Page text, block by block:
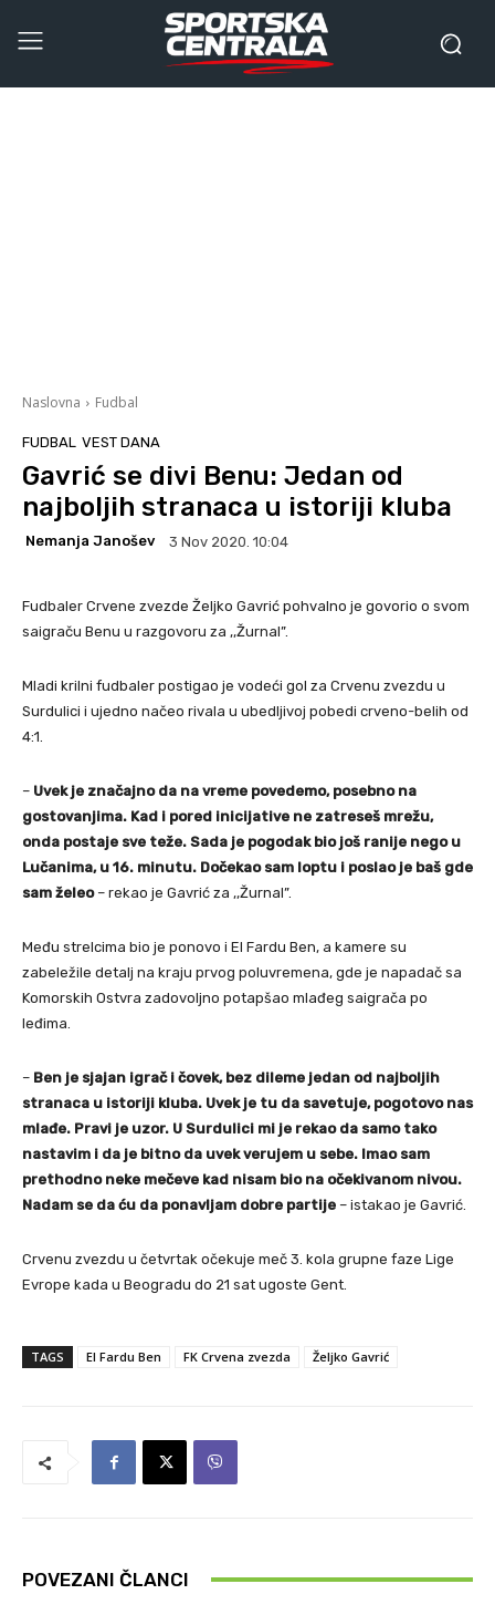
Naslovna Fudbal
FUDBAL VEST DANA
Gavrić se divi Benu: Jedan od
najboljih stranaca u istoriji kluba
Nemanja Janošev 3 Nov 2020. 10:04
Fudbaler Crvene zvezde Željko Gavrić pohvalno je govorio o svom
saigraču Benu u razgovoru za ,,Žurnal”.
Mladi krilni fudbaler postigao je vodeći gol za Crvenu zvezdu u
Surdulici i ujedno načeo rivala u ubedljivoj pobedi crveno-belih od
4:1.
– Uvek je značajno da na vreme povedemo, posebno na
gostovanjima. Kad i pored inicijative ne zatreseš mrežu,
onda postaje sve teže. Sada je pogodak bio još ranije nego u
Lučanima, u 16. minutu. Dočekao sam loptu i poslao je baš gde
sam želeo– rekao je Gavrić za ,,Žurnal”.
Među strelcima bio je ponovo i El Fardu Ben, a kamere su
zabeležile detalj na kraju prvog poluvremena, gde je napadač sa
Komorskih Ostvra zadovoljno potapšao mlađeg saigrača po
leđima.
– Ben je sjajan igrač i čovek, bez dileme jedan od najboljih
stranaca u istoriji kluba. Uvek je tu da savetuje, pogotovo nas
mlađe. Pravi je uzor. U Surdulici mi je rekao da samo tako
nastavim i da je bitno da uvek verujem u sebe. Imao sam
prethodno neke mečeve kad nisam bio na očekivanom nivou.
Nadam se da ću da ponavljam dobre partije – istakao je Gavrić.
Crvenu zvezdu u četvrtak očekuje meč 3. kola grupne faze Lige
Evrope kada u Beogradu do 21 sat ugoste Gent.
TAGS El Fardu Ben FK Crvena zvezda Željko Gavrić
POVEZANI ČLANCI